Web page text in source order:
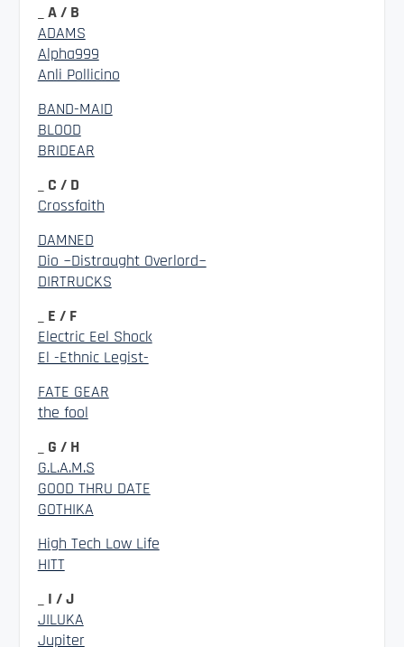
_ A / B
ADAMS
Alpha999
Anli Pollicino
BAND-MAID
BLOOD
BRIDEAR
_ C / D
Crossfaith
DAMNED
Dio ~Distraught Overlord~
DIRTRUCKS
_ E / F
Electric Eel Shock
El -Ethnic Legist-
FATE GEAR
the fool
_ G / H
G.L.A.M.S
GOOD THRU DATE
GOTHIKA
High Tech Low Life
HITT
_ I / J
JILUKA
Jupiter